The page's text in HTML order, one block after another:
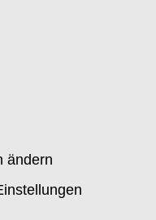
ändern